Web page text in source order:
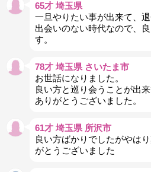
65才 埼玉県
一旦やりたい事が出来て、退
出会いのない時代なので、
す。
78才 埼玉県 さいたま市
お世話になりました。
良い方と巡り会うことが出
ありがとうございました。
61才 埼玉県 所沢市
良い方ばかりでしたがやは
がとうございました